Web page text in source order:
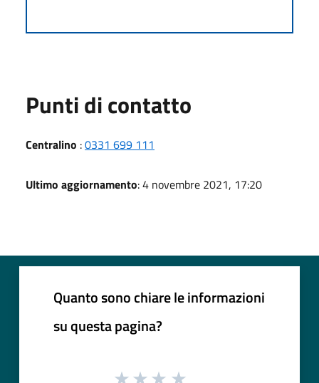
Punti di contatto
Centralino :0331 699 111
Ultimo aggiornamento: 4 novembre 2021, 17:20
Quanto sono chiare le informazioni
su questa pagina?